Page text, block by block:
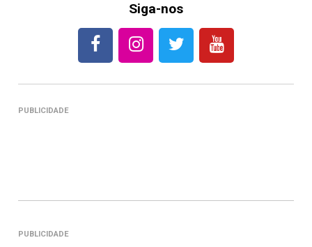
Siga-nos
PUBLICIDADE
PUBLICIDADE